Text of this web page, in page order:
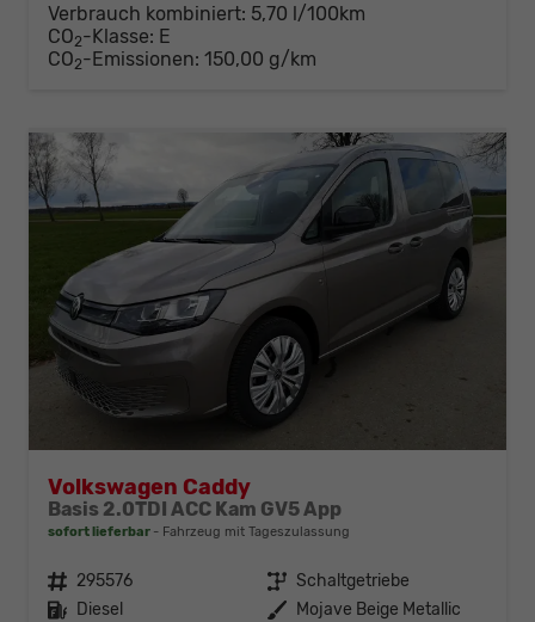
Verbrauch kombiniert: 5,70 l/100km
CO2-Klasse: E
CO2-Emissionen: 150,00 g/km
Volkswagen Caddy
Basis 2.0TDI ACC Kam GV5 App
sofort lieferbar Fahrzeug mit Tageszulassung
Fahrzeugnr. 295576 Getriebe Schaltgetriebe
Kraftstoff Diesel Außenfarbe Mojave Beige Metallic